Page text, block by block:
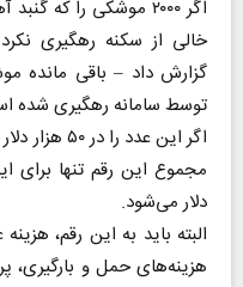
اگر ۲۰۰۰ موشکی را که
خالی از سکنه رهگیری
توسط سامانه رهگیری شده
اگر این
دلار می‌شود.
البته باید به این رقم،
هزینه‌های حمل و بارگیری،